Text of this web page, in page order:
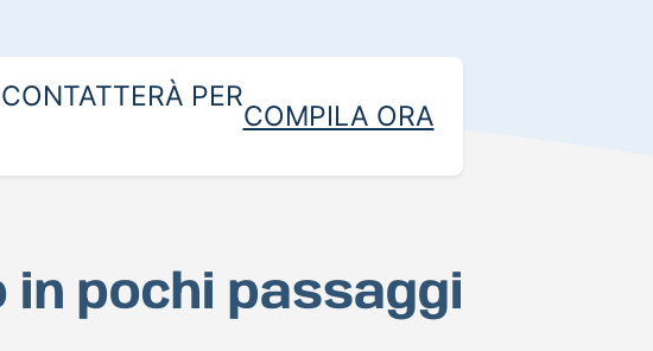
PER
COMPILA ORA
in pochi passaggi